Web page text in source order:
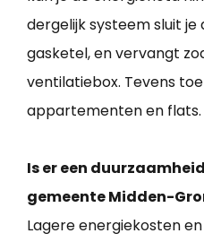
dergelijk systeem sluit je
gasketel, en vervangt
ventilatiebox. Tevens
appartementen en flats.
Is er een
gemeente Midden-
Lagere energiekosten